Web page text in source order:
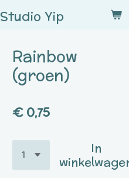
Studio Yip
Rainbow
(groen)
€ 0,75
In